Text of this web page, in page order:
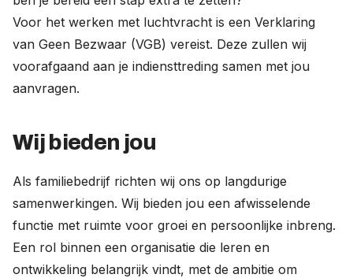
Voor het werken met luchtvracht is een Verklaring
van Geen Bezwaar (VGB) vereist. Deze zullen wij
voorafgaand aan je indiensttreding samen met jou
aanvragen.
Wij bieden jou
Als familiebedrijf richten wij ons op langdurige
samenwerkingen. Wij bieden jou een afwisselende
functie met ruimte voor groei en persoonlijke inbreng.
Een rol binnen een organisatie die leren en
ontwikkeling belangrijk vindt, met de ambitie om